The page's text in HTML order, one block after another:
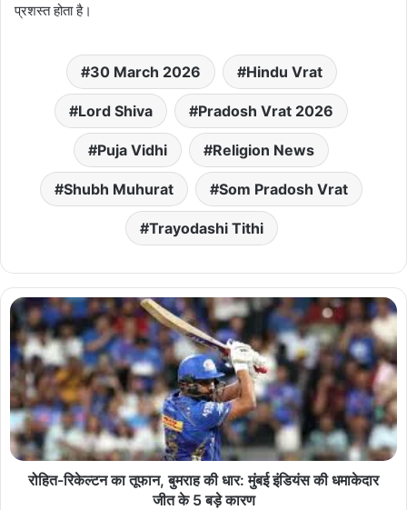
प्रशस्त होता है।
30 March 2026 Hindu Vrat
Lord Shiva Pradosh Vrat 2026
Puja Vidhi Religion News
Shubh Muhurat Som Pradosh Vrat
Trayodashi Tithi
रोहित-रिकेल्टन का तूफान, बुमराह की धार: मुंबई इंडियंस की धमाकेदार
जीत के 5 बड़े कारण